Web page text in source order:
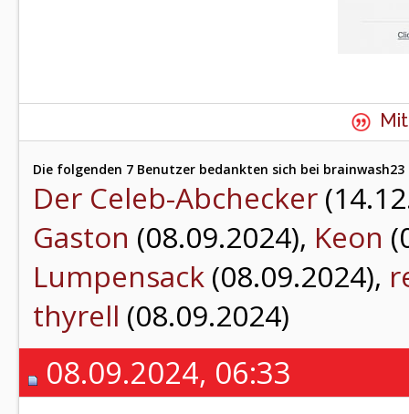
Die folgenden 7 Benutzer bedankten sich bei
Der Celeb-Abchecker
Gaston (08.09.2024), Keon
Lumpensack (08.09.2024),
thyrell (08.09.2024)
08.09.2024, 06:33